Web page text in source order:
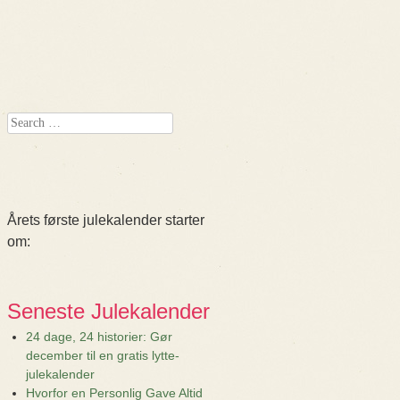
Search
Årets første julekalender starter
om:
Seneste Julekalender
24 dage, 24 historier: Gør
december til en gratis lytte-
julekalender
Hvorfor en Personlig Gave Altid